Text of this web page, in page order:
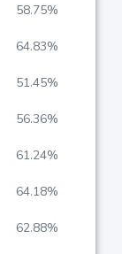
58.75%
64.83%
51.45%
56.36%
61.24%
64.18%
62.88%